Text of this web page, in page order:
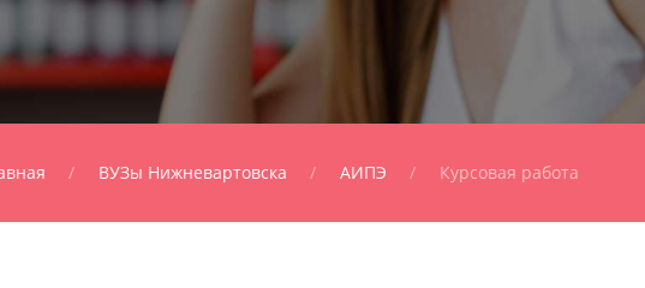
ВУЗы Нижневартовска АИПЭ Курсовая работа